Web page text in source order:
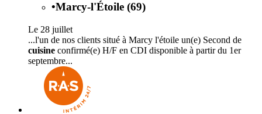
•Marcy-l'Étoile (69)
Le 28 juillet
...l'un de nos clients situé à Marcy l'étoile un(e) Second de
cuisine confirmé(e) H/F en CDI disponible à partir du 1er
septembre...